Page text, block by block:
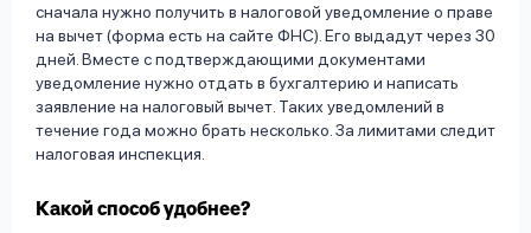
сначала нужно получить в налоговой уведомление о праве
на вычет (форма есть на сайте ФНС). Его выдадут через 30
дней. Вместе с подтверждающими документами
уведомление нужно отдать в бухгалтерию и написать
заявление на налоговый вычет. Таких уведомлений в
течение года можно брать несколько. За лимитами следит
налоговая инспекция.
Какой способ удобнее?